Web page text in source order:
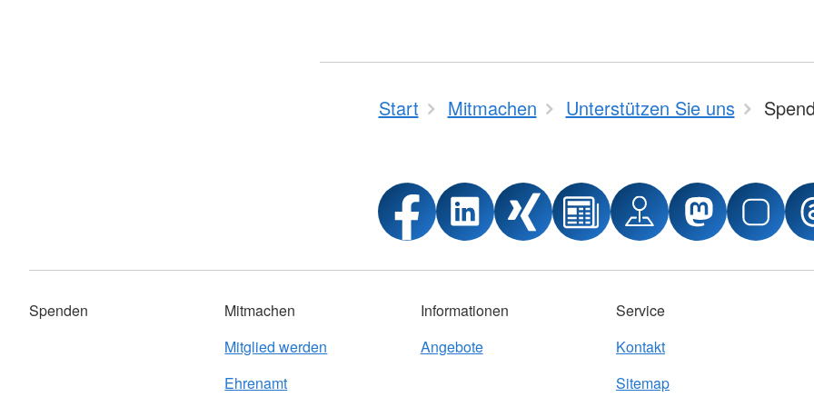
Start Mitmachen Unterstützen Sie uns
Spenden
Mitmachen
Mitglied werden
Ehrenamt
Informationen
Angebote
Service
Kontakt
Sitemap